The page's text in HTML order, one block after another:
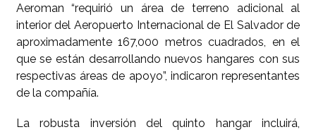
Aeroman “requirió un área de terreno adicional al
interior del Aeropuerto Internacional de El Salvador de
aproximadamente 167,000 metros cuadrados, en el
que se están desarrollando nuevos hangares con sus
respectivas áreas de apoyo”, indicaron representantes
de la compañía.
La robusta inversión del quinto hangar incluirá,